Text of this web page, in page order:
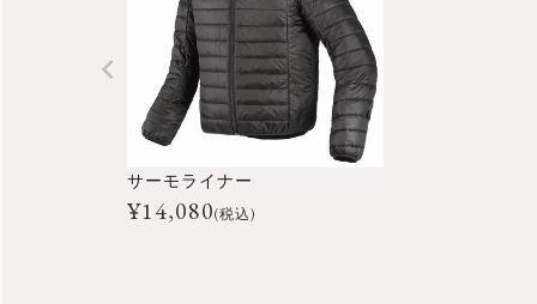
サーモライナー
¥14,080(税込)